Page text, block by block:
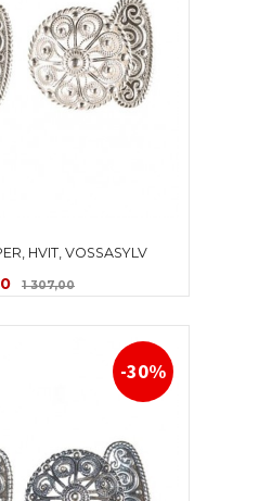
HVIT, VOSSASYLV
1 307,00Rabatt
-30%